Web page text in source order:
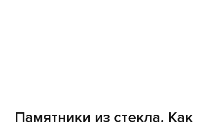
Памятники из стекла. Как